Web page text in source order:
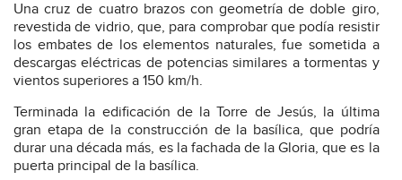
Una cruz de cuatro brazos con geometría de doble giro,
revestida de vidrio, que, para comprobar que podía resistir
los embates de los elementos naturales, fue sometida a
descargas eléctricas de potencias similares a tormentas y
vientos superiores a 150 km/h.
Terminada la edificación de la Torre de Jesús, la última
gran etapa de la construcción de la basílica, que podría
durar una década más, es la fachada de la Gloria, que es la
puerta principal de la basílica.